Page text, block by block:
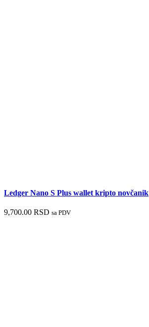
Ledger Nano S Plus wallet kripto novčanik
9,700.00 RSD sa PDV